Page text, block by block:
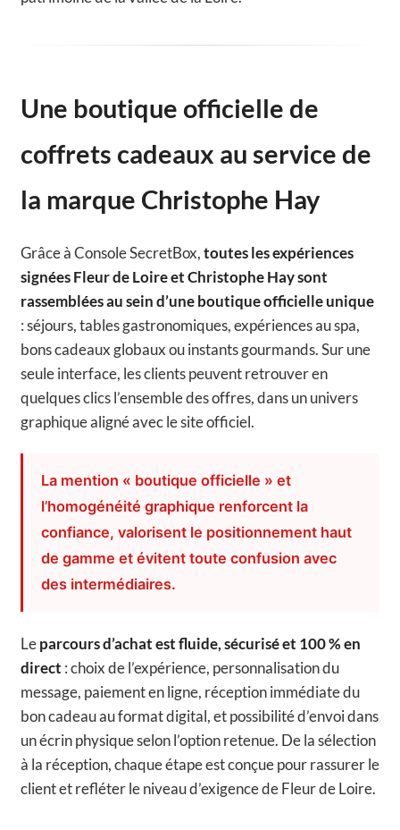
Une boutique officielle de
coffrets cadeaux au service de
la marque Christophe Hay
Grâce à Console SecretBox,toutes les expériences
signées Fleur de Loire et Christophe Hay sont
rassemblées au sein d’une boutique officielle unique
: séjours, tables gastronomiques, expériences au spa,
bons cadeaux globaux ou instants gourmands. Sur une
seule interface, les clients peuvent retrouver en
quelques clics l’ensemble des offres, dans un univers
graphique aligné avec le site officiel.
La mention « boutique officielle » et
l’homogénéité graphique renforcent la
confiance, valorisent le positionnement haut
de gamme et évitent toute confusion avec
des intermédiaires.
Leparcours d’achat est fluide, sécurisé et 100 % en
direct : choix de l’expérience, personnalisation du
message, paiement en ligne, réception immédiate du
bon cadeau au format digital, et possibilité d’envoi dans
un écrin physique selon l’option retenue. De la sélection
à la réception, chaque étape est conçue pour rassurer le
client et refléter le niveau d’exigence de Fleur de Loire.